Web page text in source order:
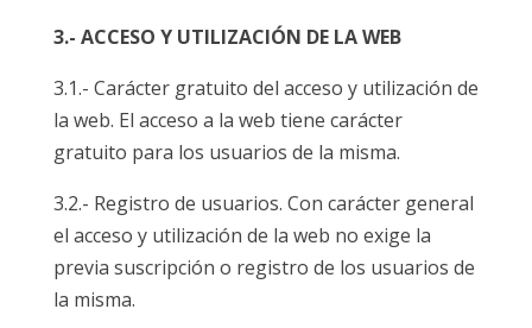
3.- ACCESO Y UTILIZACIÓN DE LA WEB
3.1.- Carácter gratuito del acceso y utilización de
la web. El acceso a la web tiene carácter
gratuito para los usuarios de la misma.
3.2.- Registro de usuarios. Con carácter general
el acceso y utilización de la web no exige la
previa suscripción o registro de los usuarios de
la misma.